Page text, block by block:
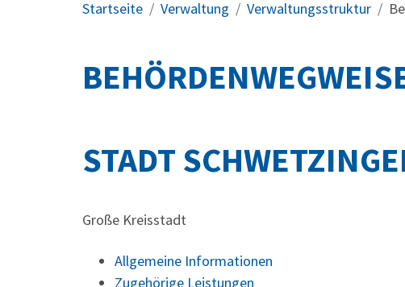
Startseite Verwaltung Verwaltungsstruktur
STADT
Große Kreisstadt
Allgemeine Informationen
Zugehörige Leistungen